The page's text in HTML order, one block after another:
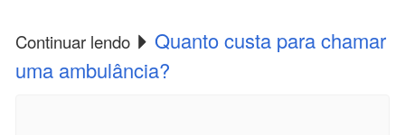
Continuar lendo
Quanto custa para chamar
uma ambulância?